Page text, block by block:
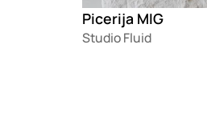
Picerija MIG
Studio Fluid